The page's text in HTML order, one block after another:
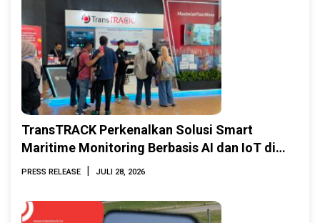
TransTRACK Perkenalkan Solusi Smart
Maritime Monitoring Berbasis AI dan IoT di
INAMARINE 2026
PRESS RELEASE | JULI 28, 2026